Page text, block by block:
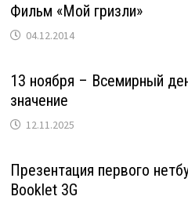
Фильм «Мой гризли»
04.12.2014
13 ноября – Всемирный
значение
12.11.2025
Презентация первого
Booklet 3G